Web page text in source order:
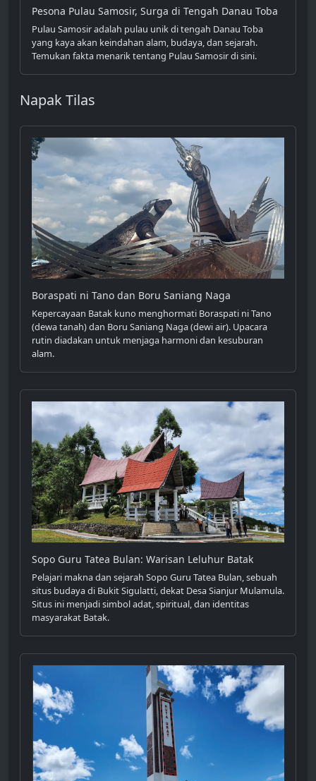
Pesona Pulau Samosir, Surga di Tengah Danau Toba
Pulau Samosir adalah pulau unik di tengah Danau Toba
yang kaya akan keindahan alam, budaya, dan sejarah.
Temukan fakta menarik tentang Pulau Samosir di sini.
Napak Tilas
Boraspati ni Tano dan Boru Saniang Naga
Kepercayaan Batak kuno menghormati Boraspati ni Tano
(dewa tanah) dan Boru Saniang Naga (dewi air). Upacara
rutin diadakan untuk menjaga harmoni dan kesuburan
alam.
Sopo Guru Tatea Bulan: Warisan Leluhur Batak
Pelajari makna dan sejarah Sopo Guru Tatea Bulan, sebuah
situs budaya di Bukit Sigulatti, dekat Desa Sianjur Mulamula.
Situs ini menjadi simbol adat, spiritual, dan identitas
masyarakat Batak.